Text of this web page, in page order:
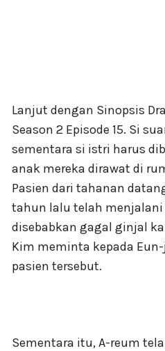
Lanjut dengan Sinopsis
Season 2 Episode 15. Si
sementara si istri harus
anak mereka dirawat di
Pasien dari tahanan
tahun lalu telah menjalani
disebabkan gagal ginjal
Kim meminta kepada
pasien tersebut.
Sementara itu, A-reum